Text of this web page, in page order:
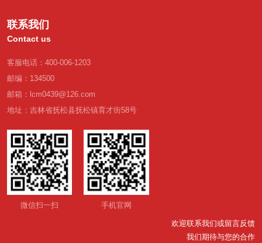
联系我们
Contact us
客服电话：400-006-1203
邮编：134500
邮箱：lcm0439@126.com
地址：吉林省抚松县抚松镇育才街58号
微信扫一扫 手机官网
欢迎联系我们或留言反馈
我们期待与您的合作